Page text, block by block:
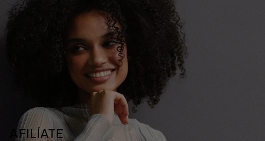
AFILÍATE